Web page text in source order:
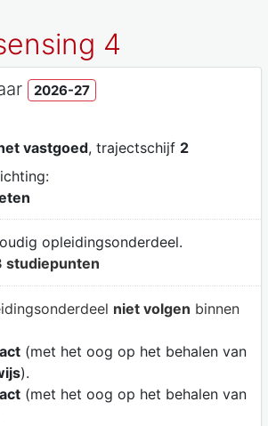
4
2026-27
vastgoed, trajectschijf 2
opleidingsonderdeel.
studiepunten
niet volgen binnen
(met het oog op het behalen van
).
(met het oog op het behalen van